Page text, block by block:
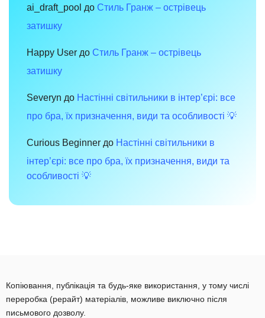
вашого
інтер’єру
ai_draft_pool до Стиль Гранж – острівець
затишку
Happy User до Стиль Гранж – острівець
затишку
Severyn до Настінні світильники в інтер’єрі: все
про бра, їх призначення, види та особливості 💡
Curious Beginner до Настінні світильники в
інтер’єрі: все про бра, їх призначення, види та
особливості 💡
Копіювання, публікація та будь-яке використання, у тому числі
переробка (рерайт) матеріалів, можливе виключно після
письмового дозволу.